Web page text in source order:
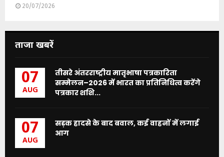
20/07/2026
ताजा खबरें
07
AUG
तीसरे अंतरराष्ट्रीय मातृभाषा पत्रकारिता
सम्मेलन–2026 में भारत का प्रतिनिधित्व करेंगे
पत्रकार शशि...
07
AUG
सड़क हादसे के बाद बवाल, कई वाहनों में लगाई
आग